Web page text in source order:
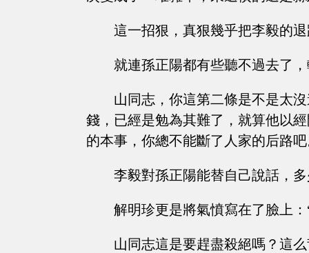
這一招狠，真狠幾乎把李毅的
就連孫正陽都有些聽不過去了
山同志，你這第二條是不是太
錢，已經是勉為其難了，就算他以
的本事，你總不能斷了人家的后路吧
李毅對孫正陽能替自己說話，
解明珍更是將氣憤寫在了臉上：
山同志這是要趕盡殺絕嗎？這